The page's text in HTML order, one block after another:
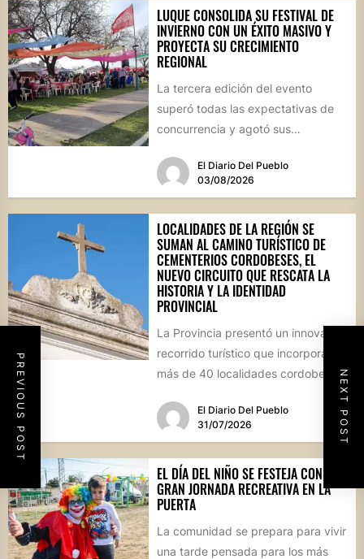
PREVIOUS POST NEXT POST
LUQUE CONSOLIDA SU FESTIVAL DE
INVIERNO CON UN ÉXITO MASIVO Y
PROYECTA SU CRECIMIENTO
REGIONAL
La tercera edición del evento
superó todas las expectativas de
concurrencia y agotó sus
marco, el...El Diario Del Pueblo
03/08/2026
LOCALIDADES DE LA REGIÓN SE
SUMAN AL CAMINO TURÍSTICO DE
CEMENTERIOS CORDOBESES, EL
NUEVO CIRCUITO QUE RESCATA LA
HISTORIA Y LA IDENTIDAD
PROVINCIAL
La Provincia presentó un innovador
recorrido turístico que incorpora a
más de 40 localidades cordobesas
patrimonial....El Diario Del Pueblo
31/07/2026
EL DÍA DEL NIÑO SE FESTEJA CON UNA
GRAN JORNADA RECREATIVA EN LA
PUERTA
La comunidad se prepara para vivir
una tarde pensada para los más